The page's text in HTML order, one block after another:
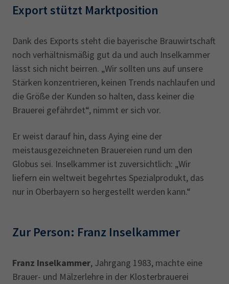
Export stützt Marktposition
Dank des Exports steht die bayerische Brauwirtschaft
noch verhältnismäßig gut da und auch Inselkammer
lässt sich nicht beirren. „Wir sollten uns auf unsere
Stärken konzentrieren, keinen Trends nachlaufen und
die Größe der Kunden so halten, dass keiner die
Brauerei gefährdet“, nimmt er sich vor.
Er weist darauf hin, dass Aying eine der
meistausgezeichneten Brauereien rund um den
Globus sei. Inselkammer ist zuversichtlich: „Wir
liefern ein weltweit begehrtes Spezialprodukt, das
nur in Oberbayern so hergestellt werden kann.“
Zur Person: Franz Inselkammer
Franz Inselkammer, Jahrgang 1983, machte eine
Brauer- und Mälzerlehre in der Klosterbrauerei